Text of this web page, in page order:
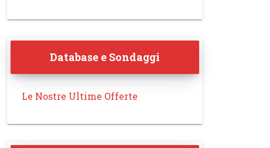
Database e Sondaggi
Le Nostre Ultime Offerte